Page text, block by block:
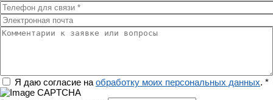
Телефон для связи
Электронная почта
Комментарии к заявке или вопросы
РегионЯ даю согласие на обработку моих персональных данных. *